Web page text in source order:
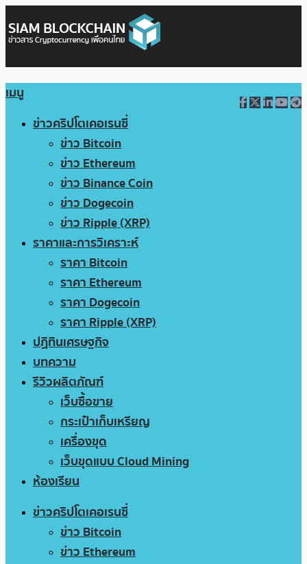
เมนู
ข่าวคริปโตเคอเรนซี่
ข่าว Bitcoin
ข่าว Ethereum
ข่าว Binance Coin
ข่าว Dogecoin
ข่าว Ripple (XRP)
ราคาและการวิเคราะห์
ราคา Bitcoin
ราคา Ethereum
ราคา Dogecoin
ราคา Ripple (XRP)
ปฏิทินเศรษฐกิจ
บทความ
รีวิวผลิตภัณฑ์
เว็บซื้อขาย
กระเป๋าเก็บเหรียญ
เครื่องขุด
เว็บขุดแบบ Cloud Mining
ห้องเรียน
ข่าวคริปโตเคอเรนซี่
ข่าว Bitcoin
ข่าว Ethereum